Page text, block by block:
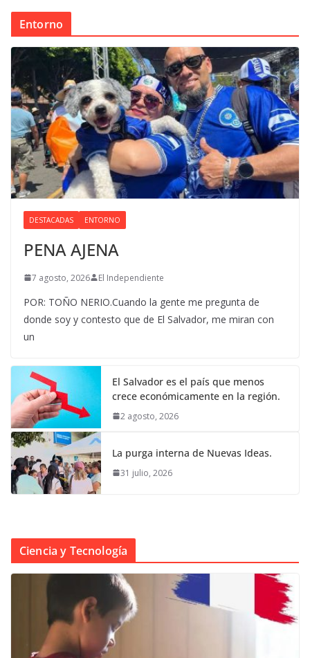
Entorno
DESTACADAS ENTORNO
PENA AJENA
7 agosto, 2026 El Independiente
POR: TOÑO NERIO.Cuando la gente me pregunta de
donde soy y contesto que de El Salvador, me miran con
un
El Salvador es el país que menos
crece económicamente en la región.
2 agosto, 2026
La purga interna de Nuevas Ideas.
31 julio, 2026
Ciencia y Tecnología